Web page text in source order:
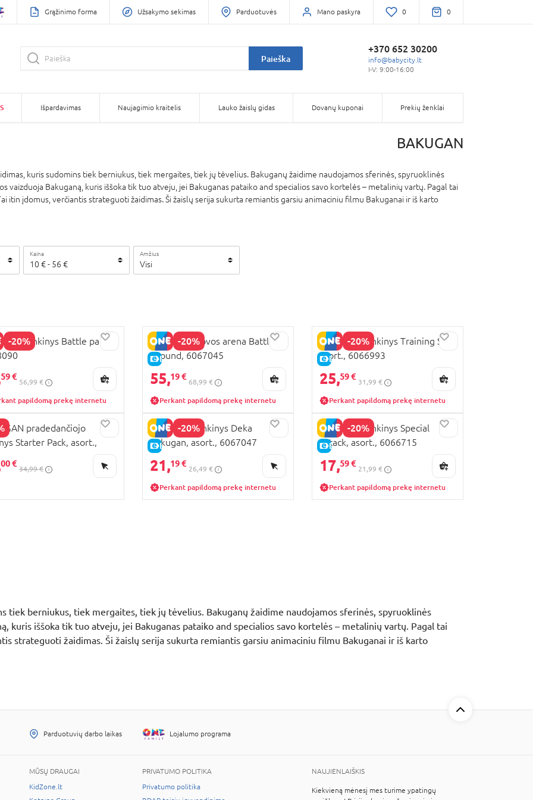
Grąžinimo forma Užsakymo sekimas Parduotuvės Mano paskyra 0 0
Paieška
+370 652 30200
info@babycity.lt
I-V: 9:00-16:00
Išpardavimas Naujagimio kraitelis Lauko žaislų gidas Dovanų kuponai Prekių ženklai
BAKUGAN
kuris sudomins tiek berniukus, tiek mergaites, tiek jų tėvelius. Bakuganų žaidime naudojamos sferinės, spyruoklinės
vaizduoja Bakuganą, kuris iššoka tik tuo atveju, jei Bakuganas pataiko and specialios savo kortelės – metalinių vartų. Pagal tai
itin įdomus, verčiantis strateguoti žaidimas. Ši žaislų serija sukurta remiantis garsiu animaciniu filmu Bakuganai ir iš karto
Kaina
10 € - 56 €
Amžius
Visi
-20%rinkinys Battle pack,
59 €
56,99 €
papildomą prekę internetu
-20%
E-KAINA
BAKUGAN kovos arena Battle
Ground, 6067045
55,19 €
68,99 €
Perkant papildomą prekę internetu
-20%
E-KAINA
BAKUGAN rinkinys Training Set,
asort., 6066993
25,59 €
31,99 €
Perkant papildomą prekę internetu
pradedančiojo
Starter Pack, asort.,
00 €
34,99 €
-20%
E-KAINA
BAKUGAN rinkinys Deka
Bakugan, asort., 6067047
21,19 €
26,49 €
Perkant papildomą prekę internetu
-20%
E-KAINA
BAKUGAN rinkinys Special
Attack, asort., 6066715
17,59 €
21,99 €
Perkant papildomą prekę internetu
tiek berniukus, tiek mergaites, tiek jų tėvelius. Bakuganų žaidime naudojamos sferinės, spyruoklinės
kuris iššoka tik tuo atveju, jei Bakuganas pataiko and specialios savo kortelės – metalinių vartų. Pagal tai
strateguoti žaidimas. Ši žaislų serija sukurta remiantis garsiu animaciniu filmu Bakuganai ir iš karto
Parduotuvių darbo laikas Lojalumo programa
MŪSŲ DRAUGAI
KidZone.lt
PRIVATUMO POLITIKA
Privatumo politika
NAUJIENLAIŠKIS
Kiekvieną mėnesį mes turime ypatingų